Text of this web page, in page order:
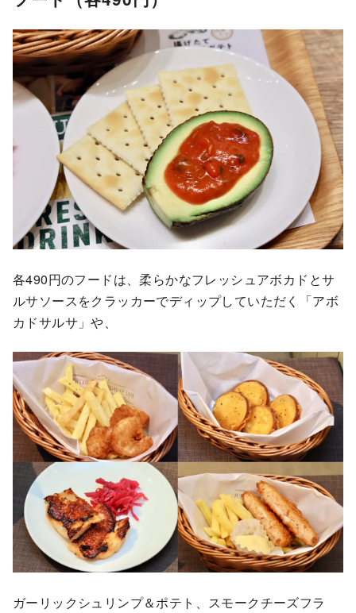
各490円のフードは、柔らかなフレッシュアボカドとサ
ルサソースをクラッカーでディップしていただく「アボ
カドサルサ」や、
ガーリックシュリンプ＆ポテト、スモークチーズフラ